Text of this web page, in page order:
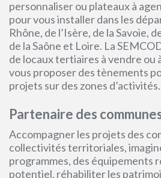
personnaliser ou plateaux à
pour vous installer dans les
Rhône, de l’Isère, de la Savoie,
de la Saône et Loire. La
de locaux tertiaires à vendre ou
vous proposer des tènements
projets sur des zones d’activités.
Partenaire des
Accompagner les projets des
collectivités territoriales,
programmes, des équipements
potentiel, réhabiliter les